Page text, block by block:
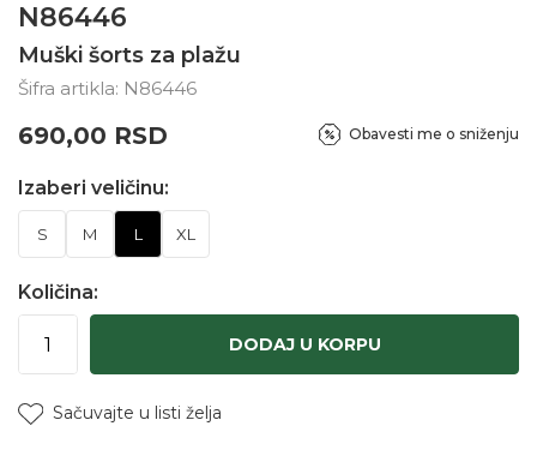
N86446
Muški šorts za plažu
Šifra artikla: N86446
690,00 RSD Obavesti me o sniženju
Izaberi veličinu:
S M L XL
Količina:
DODAJ U KORPU
Sačuvajte u listi želja